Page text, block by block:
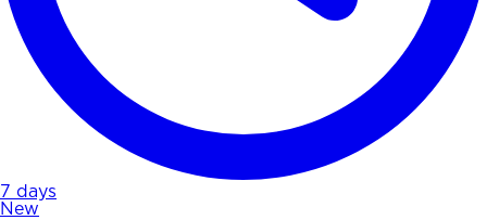
7 days
New